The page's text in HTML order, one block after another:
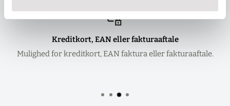
Kreditkort, EAN eller fakturaaftale
Mulighed for kreditkort, EAN faktura eller fakturaaftale.